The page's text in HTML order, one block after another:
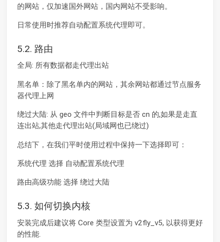
的网站，仅加速国外网站，国内网站不受影响。
日常使用时推荐自动配置系统代理即可。
5.2. 路由
全局: 所有数据都走代理出站
黑名单：除了黑名单内的网站，其余网站都通过节点服务
器代理上网
绕过大陆: 从 geo 文件中判断目标是否 cn 的,如果是走直
连出站,其他走代理出站(局域网也已绕过)
总结下，在我们平时使用过程中保持一下选择即可：
系统代理 选择 自动配置系统代理
路由高级功能 选择 绕过大陆
5.3. 如何切换内核
安装完成后建议将 Core 类型设置为 v2fly_v5, 以获得更好
的性能.